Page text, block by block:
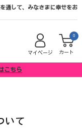
通して、みなさまに幸せをお
マイページ カート
0
こちら
いて